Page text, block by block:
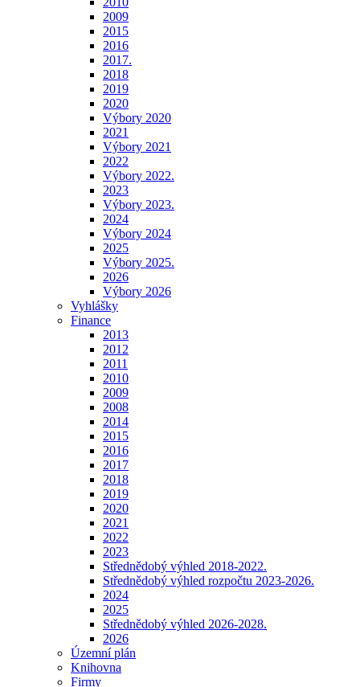
2009
2015
2016
2017.
2018
2019
2020
Výbory 2020
2021
Výbory 2021
2022
Výbory 2022.
2023
Výbory 2023.
2024
Výbory 2024
2025
Výbory 2025.
2026
Výbory 2026
Vyhlášky
Finance
2013
2012
2011
2010
2009
2008
2014
2015
2016
2017
2018
2019
2020
2021
2022
2023
Střednědobý výhled 2018-2022.
Střednědobý výhled rozpočtu 2023-2026.
2024
2025
Střednědobý výhled 2026-2028.
2026
Územní plán
Knihovna
Firmy